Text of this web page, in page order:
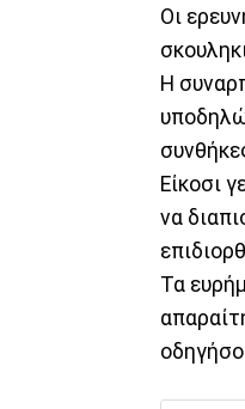
Οι
Η
Είκοσι
να
Τα